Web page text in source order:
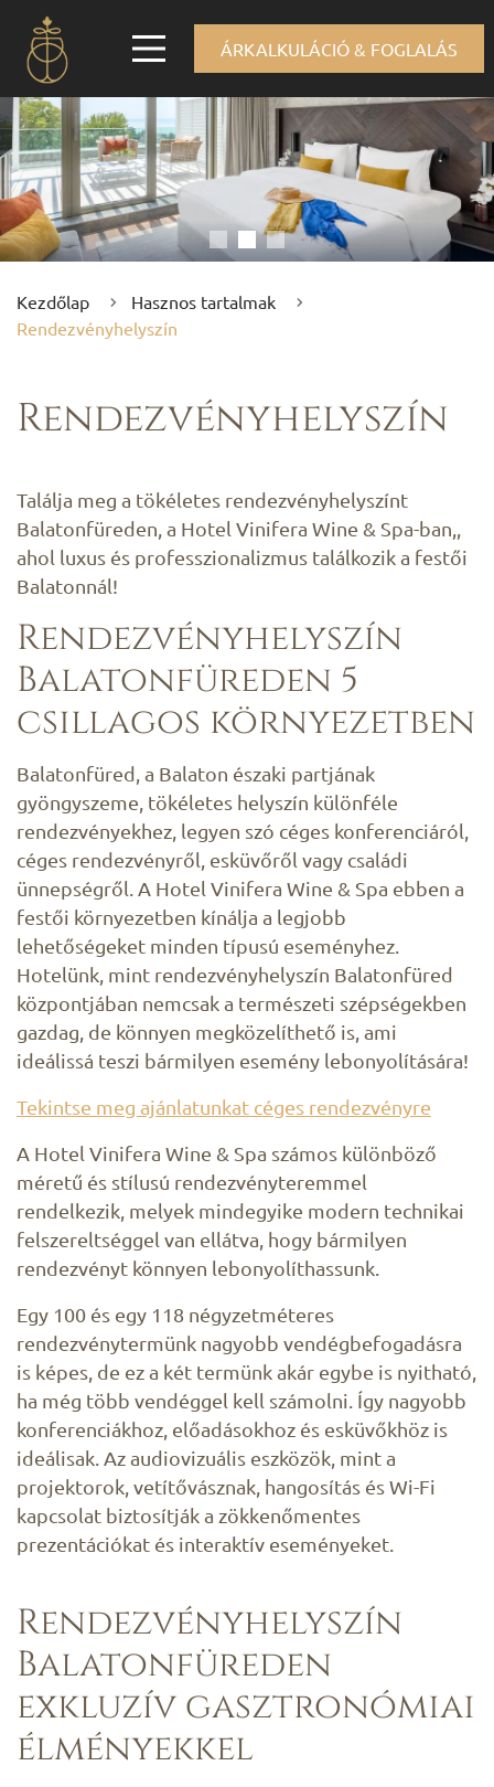
ÁRKALKULÁCIÓ & FOGLALÁS
Kezdőlap
Hasznos tartalmak
Rendezvényhelyszín
Rendezvényhelyszín
Találja meg a tökéletes rendezvényhelyszínt
Balatonfüreden, a Hotel Vinifera Wine & Spa-ban,,
ahol luxus és professzionalizmus találkozik a festői
Balatonnál!
Rendezvényhelyszín
Balatonfüreden 5
csillagos környezetben
Balatonfüred, a Balaton északi partjának
gyöngyszeme, tökéletes helyszín különféle
rendezvényekhez, legyen szó céges konferenciáról,
céges rendezvényről, esküvőről vagy családi
ünnepségről. A Hotel Vinifera Wine & Spa ebben a
festői környezetben kínálja a legjobb
lehetőségeket minden típusú eseményhez.
Hotelünk, mint rendezvényhelyszín Balatonfüred
központjában nemcsak a természeti szépségekben
gazdag, de könnyen megközelíthető is, ami
ideálissá teszi bármilyen esemény lebonyolítására!
Tekintse meg ajánlatunkat céges rendezvényre
A Hotel Vinifera Wine & Spa számos különböző
méretű és stílusú rendezvényteremmel
rendelkezik, melyek mindegyike modern technikai
felszereltséggel van ellátva, hogy bármilyen
rendezvényt könnyen lebonyolíthassunk.
Egy 100 és egy 118 négyzetméteres
rendezvénytermünk nagyobb vendégbefogadásra
is képes, de ez a két termünk akár egybe is nyitható,
ha még több vendéggel kell számolni. Így nagyobb
konferenciákhoz, előadásokhoz és esküvőkhöz is
ideálisak. Az audiovizuális eszközök, mint a
projektorok, vetítővásznak, hangosítás és Wi-Fi
kapcsolat biztosítják a zökkenőmentes
prezentációkat és interaktív eseményeket.
Rendezvényhelyszín
Balatonfüreden
exkluzív gasztronómiai
élményekkel